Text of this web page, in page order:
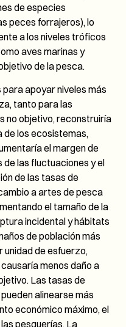
de especies
peces forrajeros), lo
a los niveles tróficos
aves marinas y
de la pesca.
apoyar niveles más
tanto para las
no objetivo, reconstruiría
de los ecosistemas,
el margen de
las fluctuaciones y el
de las tasas de
a artes de pesca
el tamaño de la
incidental y hábitats
de población más
unidad de esfuerzo,
menos daño a
Las tasas de
alinearse más
económico máximo, el
pesquerías. La